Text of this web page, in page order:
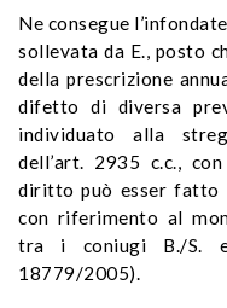
Ne consegue
sollevata da E., posto
della prescrizione
difetto di diversa
individuato alla
dell’art. 2935 c.c.,
diritto può esser fatto
con riferimento al
tra i coniugi B./S.
18779/2005).